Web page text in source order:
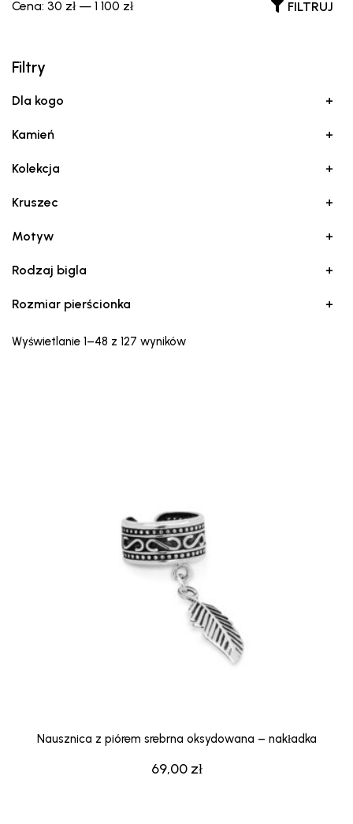
Wyświetlanie 1–48 z 127 wynikówPosortowane
69,00 zł
Nausznica z piórem srebrna oksydowana – nakładka
FILTRUJ
Cena: 30 zł— 1 100 zł
Filtry
Dla kogo +
Kamień +
Kolekcja +
Kruszec +
Motyw +
Rodzaj bigla +
Rozmiar pierścionka +